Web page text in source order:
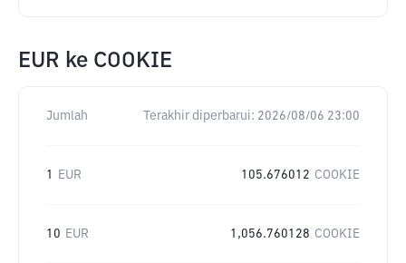
EUR ke COOKIE
Jumlah Terakhir diperbarui: 2026/08/06 23:00
1 EUR 105.676012 COOKIE
10 EUR 1,056.760128 COOKIE